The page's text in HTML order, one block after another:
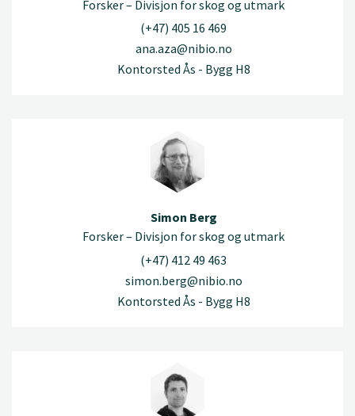
Forsker – Divisjon for skog og utmark
(+47) 405 16 469
ana.aza@nibio.no
Kontorsted Ås - Bygg H8
Simon Berg
Forsker – Divisjon for skog og utmark
(+47) 412 49 463
simon.berg@nibio.no
Kontorsted Ås - Bygg H8